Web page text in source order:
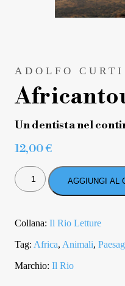
ADOLFO CURTI
Un dentista nel
12,00€
AFRICANTOUR
QUANTITÀ
AGGIUNGI AL
Collana: Il Rio Letture
Tag: Africa, Animali,
Marchio: Il Rio